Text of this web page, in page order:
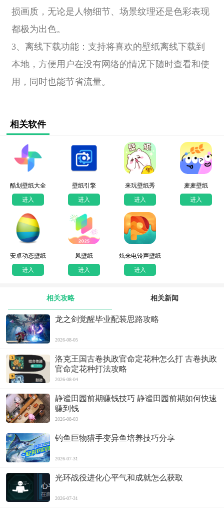
损画质，无论是人物细节、场景纹理还是色彩表现
都极为出色。
3、离线下载功能：支持将喜欢的壁纸离线下载到
本地，方便用户在没有网络的情况下随时查看和使
用，同时也能节省流量。
相关软件
酷划壁纸大全
进入
壁纸引擎
进入
来玩壁纸秀
进入
麦麦壁纸
进入
安卓动态壁纸
进入
凤壁纸
进入
炫来电铃声壁纸
进入
相关攻略 相关新闻
龙之剑觉醒毕业配装思路攻略
2026-08-05
洛克王国古卷执政官命定花种怎么打 古卷执政
官命定花种打法攻略
2026-08-04
静谧田园前期赚钱技巧 静谧田园前期如何快速
赚到钱
2026-08-03
钓鱼巨物猎手变异鱼培养技巧分享
2026-07-31
光环战役进化心平气和成就怎么获取
2026-07-31